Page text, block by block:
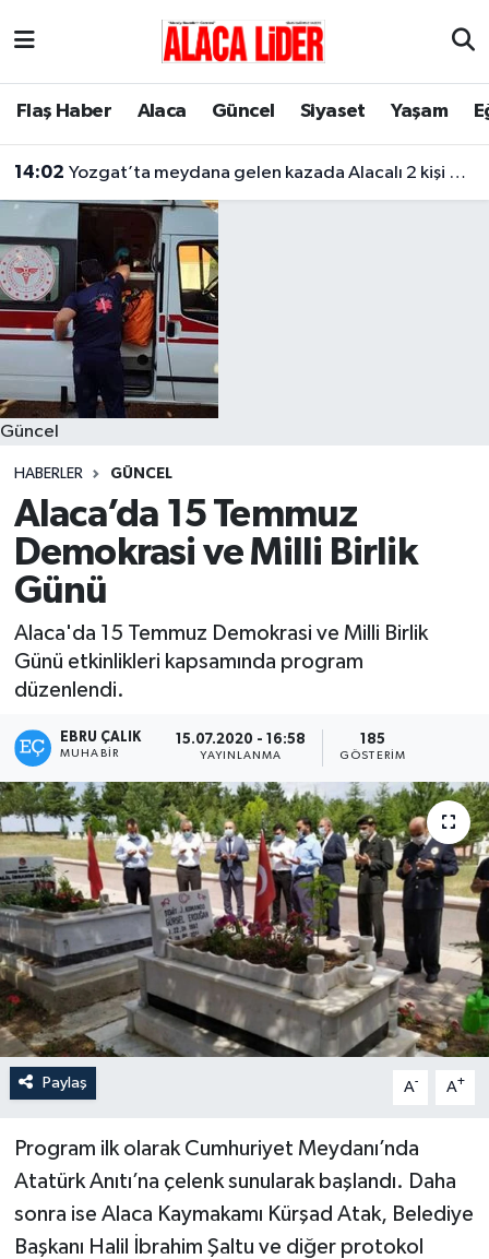
Flaş Haber Alaca Güncel Siyaset Yaşam
14:02 Yozgat’ta meydana gelen kazada Alacalı 2 kişi hayatını kaybetti
Güncel
HABERLER GÜNCEL
Alaca’da 15 Temmuz
Demokrasi ve Milli Birlik
Günü
Alaca'da 15 Temmuz Demokrasi ve Milli Birlik
Günü etkinlikleri kapsamında program
düzenlendi.
EBRU ÇALIK
MUHABIR
15.07.2020 - 16:58
YAYINLANMA
185
GÖSTERIM
Paylaş A- A+
Program ilk olarak Cumhuriyet Meydanı’nda
Atatürk Anıtı’na çelenk sunularak başlandı. Daha
sonra ise Alaca Kaymakamı Kürşad Atak, Belediye
Başkanı Halil İbrahim Şaltu ve diğer protokol
Çorum Nöbetçi Eczaneler
Çorum Trafik Yoğunluk Haritası
Süper Lig Puan Durumu ve Fikstür
Tüm Manşetler
Son Dakika Haberleri
Haber Arşivi